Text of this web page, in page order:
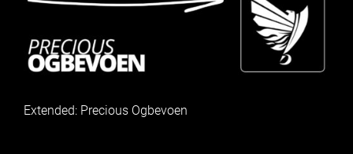
Extended: Precious Ogbevoen